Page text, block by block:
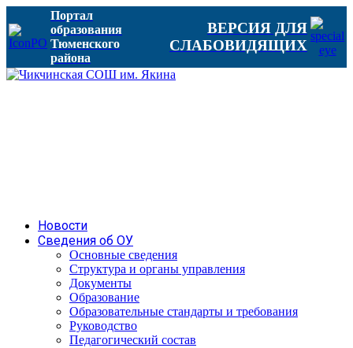
Портал
образования
Тюменского
района
ВЕРСИЯ ДЛЯ
СЛАБОВИДЯЩИХ
Новости
Сведения об ОУ
Основные сведения
Структура и органы управления
Документы
Образование
Образовательные стандарты и требования
Руководство
Педагогический состав